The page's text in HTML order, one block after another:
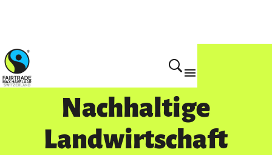
Mach mit!
Nachhaltige
Landwirtschaft